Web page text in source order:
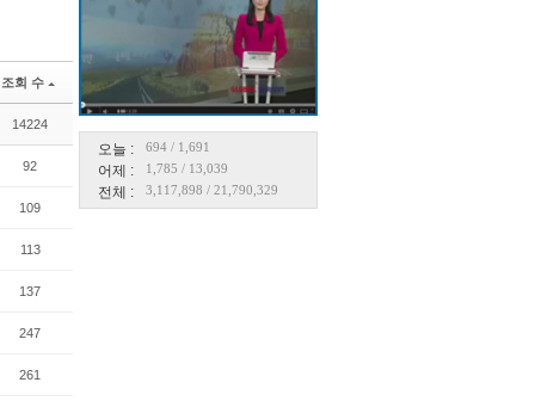
오늘 : 694 / 1,691
어제 : 1,785 / 13,039
전체 : 3,117,898 / 21,790,329
조회 수
14224
92
109
113
137
247
261